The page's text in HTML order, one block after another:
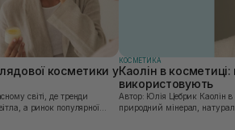
косметики у
а ринок популярної
КОСМЕТИКА
Каолін в
використовують
Автор: Юлія Цебрик Каолін в косметології – це
природний мінерал,